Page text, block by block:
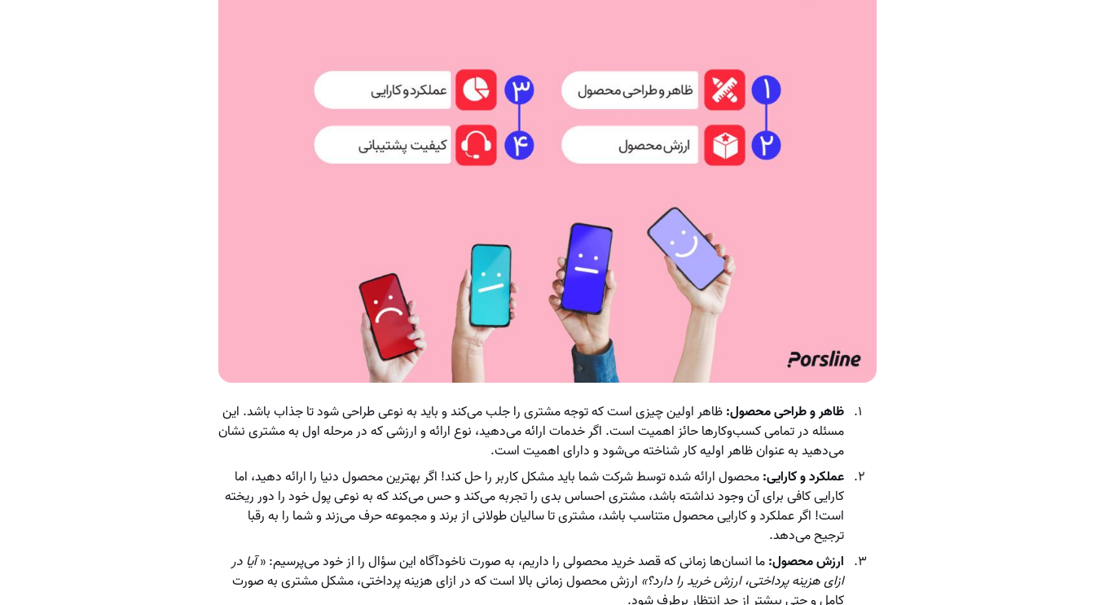
ظاهر و طراحی محصول:ظاهر اولین چیزی است که توجه مشتری را جلب می‌کند و باید به نوعی طراحی شود تا جذاب باشد. این
مسئله در تمامی کسب‌وکارها حائز اهمیت است. اگر خدمات ارائه می‌دهید، نوع ارائه و ارزشی که در مرحله اول به مشتری نشان
می‌دهید به عنوان ظاهر اولیه کار شناخته می‌شود و دارای اهمیت است.
عملکرد و کارایی:محصول ارائه شده توسط شرکت شما باید مشکل کاربر را حل کند! اگر بهترین محصول دنیا را ارائه دهید، اما
کارایی کافی برای آن وجود نداشته باشد، مشتری احساس بدی را تجربه می‌کند و حس می‌کند که به نوعی پول خود را دور ریخته
است! اگر عملکرد و کارایی محصول متناسب باشد، مشتری تا سالیان طولانی از برند و مجموعه حرف می‌زند و شما را به رقبا
ترجیح می‌دهد.
ارزش محصول:ما انسان‌ها زمانی که قصد خرید محصولی را داریم، به صورت ناخودآگاه این سؤال را از خود می‌پرسیم: «آیا در
ازای هزینه پرداختی، ارزش خرید را دارد؟» ارزش محصول زمانی بالا است که در ازای هزینه پرداختی، مشکل مشتری به صورت